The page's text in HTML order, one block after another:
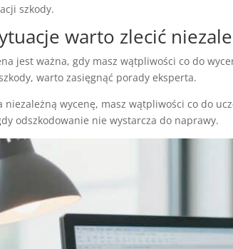
szkody.
warto zlecić
jest ważna, gdy masz wątpliwości co do
warto zasięgnąć porady eksperta.
niezależną wycenę, masz wątpliwości co do
odszkodowanie nie wystarcza do naprawy.